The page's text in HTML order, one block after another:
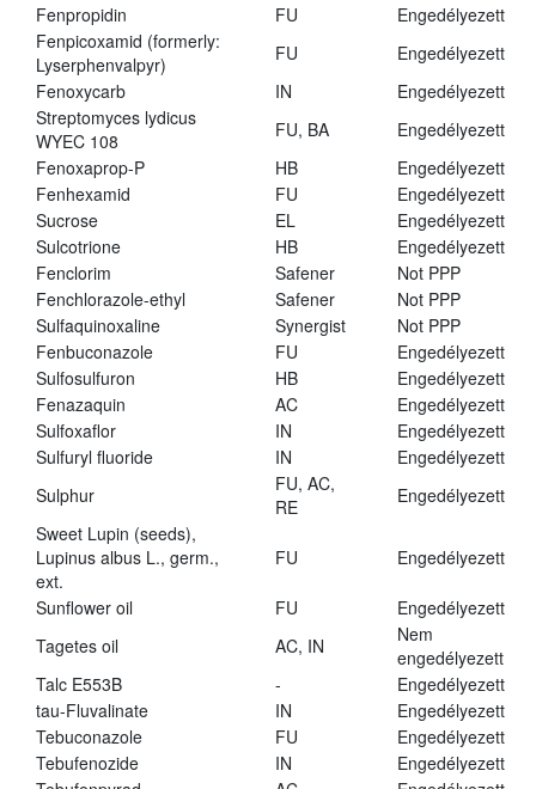
Fenpropidin
FU
Engedélyezett
Fenpicoxamid (formerly:
Lyserphenvalpyr)
FU
Engedélyezett
Fenoxycarb
IN
Engedélyezett
Streptomyces lydicus
WYEC 108
FU, BA
Engedélyezett
Fenoxaprop-P
HB
Engedélyezett
Fenhexamid
FU
Engedélyezett
Sucrose
EL
Engedélyezett
Sulcotrione
HB
Engedélyezett
Fenclorim
Safener
Not PPP
Fenchlorazole-ethyl
Safener
Not PPP
Sulfaquinoxaline
Synergist
Not PPP
Fenbuconazole
FU
Engedélyezett
Sulfosulfuron
HB
Engedélyezett
Fenazaquin
AC
Engedélyezett
Sulfoxaflor
IN
Engedélyezett
Sulfuryl fluoride
IN
Engedélyezett
Sulphur
FU, AC,
RE
Engedélyezett
Sweet Lupin (seeds),
Lupinus albus L., germ.,
ext.
FU Engedélyezett
Sunflower oil FU
Engedélyezett
Tagetes oil
AC, IN
Nem
engedélyezett
Talc E553B
-
Engedélyezett
tau-Fluvalinate
IN
Engedélyezett
Tebuconazole
FU
Engedélyezett
Tebufenozide
IN
Engedélyezett